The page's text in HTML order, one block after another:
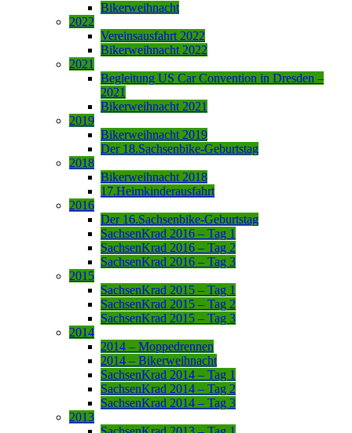
Bikerweihnacht
2022
Vereinsausfahrt 2022
Bikerweihnacht 2022
2021
Begleitung US Car Convention in Dresden –
2021
Bikerweihnacht 2021
2019
Bikerweihnacht 2019
Der 18.Sachsenbike-Geburtstag
2018
Bikerweihnacht 2018
17.Heimkinderausfahrt
2016
Der 16.Sachsenbike-Geburtstag
SachsenKrad 2016 – Tag 1
SachsenKrad 2016 – Tag 2
SachsenKrad 2016 – Tag 3
2015
SachsenKrad 2015 – Tag 1
SachsenKrad 2015 – Tag 2
SachsenKrad 2015 – Tag 3
2014
2014 – Moppedrennen
2014 – Bikerweihnacht
SachsenKrad 2014 – Tag 1
SachsenKrad 2014 – Tag 2
SachsenKrad 2014 – Tag 3
2013